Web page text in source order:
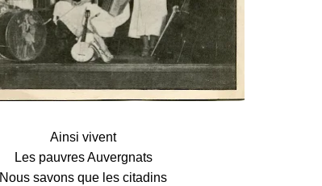
Ainsi vivent
Les pauvres Auvergnats
Nous savons que les citadins